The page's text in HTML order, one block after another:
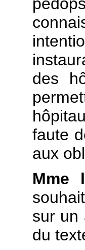
des
faute
aux
Mme
sur un
du